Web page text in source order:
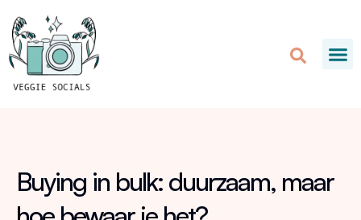
Buying in bulk: duurzaam, maar